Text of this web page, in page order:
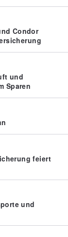
Condor
und
Sparen
feiert
und